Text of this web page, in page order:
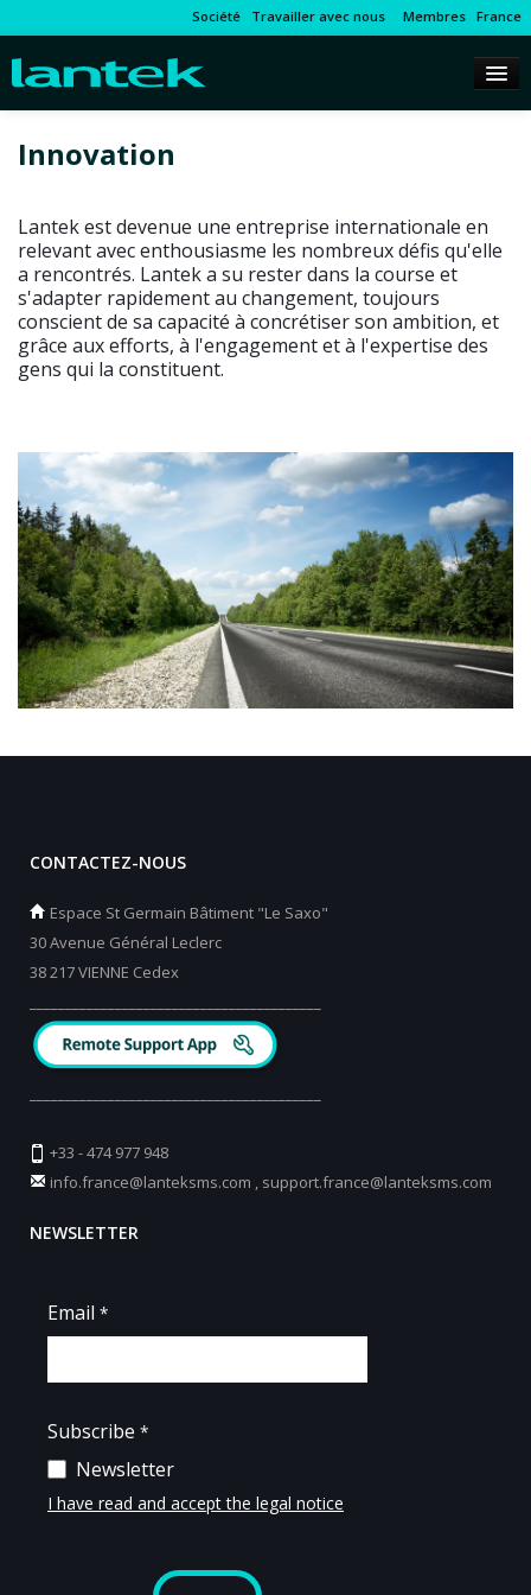
Société Travailler avec nous Membres France
Innovation
Lantek est devenue une entreprise internationale en
relevant avec enthousiasme les nombreux défis qu'elle
a rencontrés. Lantek a su rester dans la course et
s'adapter rapidement au changement, toujours
conscient de sa capacité à concrétiser son ambition, et
grâce aux efforts, à l'engagement et à l'expertise des
gens qui la constituent.
CONTACTEZ-NOUS
Espace St Germain Bâtiment "Le Saxo"
30 Avenue Général Leclerc
38 217 VIENNE Cedex
+33 - 474 977 948
info.france@lanteksms.com , support.france@lanteksms.com
NEWSLETTER